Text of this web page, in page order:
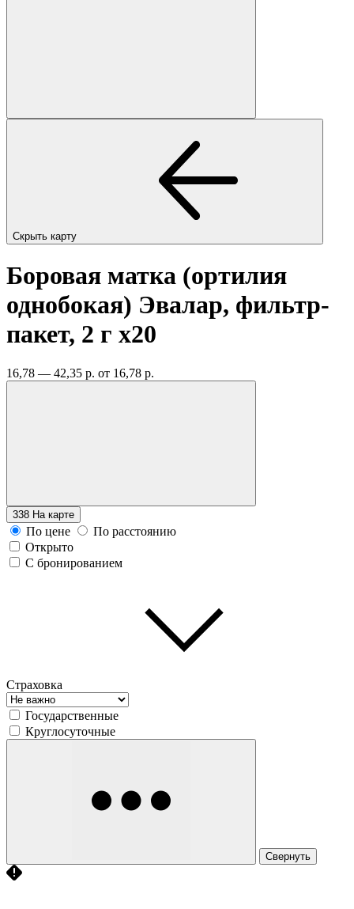
Скрыть карту
Боровая матка (ортилия
однобокая) Эвалар, фильтр-
пакет, 2 г x20
16,78 — 42,35 р. от 16,78 р.
338 На карте
По цене
По расстоянию
Открыто
С бронированием
Страховка
Государственные
Круглосуточные
Свернуть